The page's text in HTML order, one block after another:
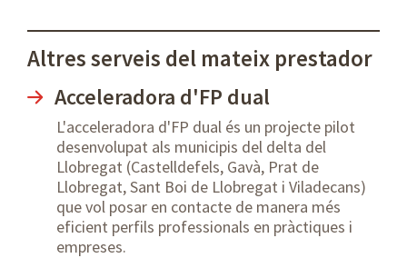
Altres serveis del mateix prestador
Acceleradora d'FP dual
L'acceleradora d'FP dual és un projecte pilot
desenvolupat als municipis del delta del
Llobregat (Castelldefels, Gavà, Prat de
Llobregat, Sant Boi de Llobregat i Viladecans)
que vol posar en contacte de manera més
eficient perfils professionals en pràctiques i
empreses.